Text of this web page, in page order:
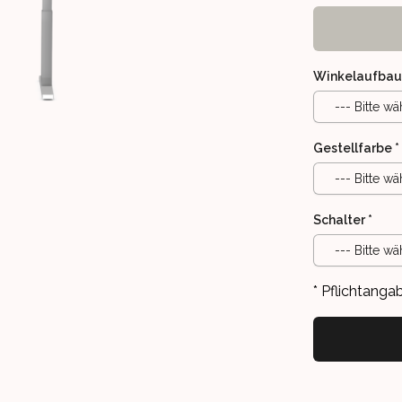
WINKELTISCHGESTELL, BIS 150KG
Winkelaufbau
--- Bitte
Gestellfarbe *
--- Bitte
Schalter *
--- Bitte
*